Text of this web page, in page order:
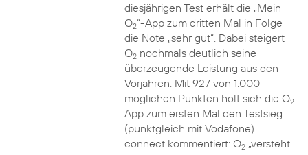
diesjährigen Test erhält die „Mein
O2“-App zum dritten Mal in Folge
die Note „sehr gut“. Dabei steigert
O2nochmals deutlich seine
überzeugende Leistung aus den
Vorjahren: Mit 927 von 1.000
möglichen Punkten holt sich die O2
App zum ersten Mal den Testsieg
(punktgleich mit Vodafone).
connect kommentiert: O2„versteht